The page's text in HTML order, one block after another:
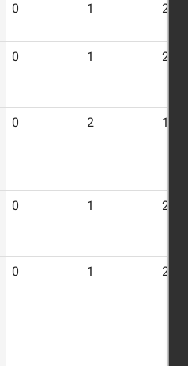
0 1 21
0 1 21
0 2 19
0 1 21
0 1 21